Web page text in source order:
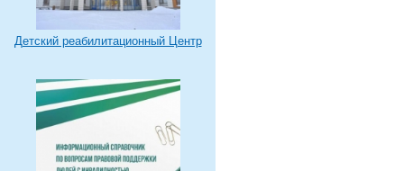
Детский реабилитационный Центр